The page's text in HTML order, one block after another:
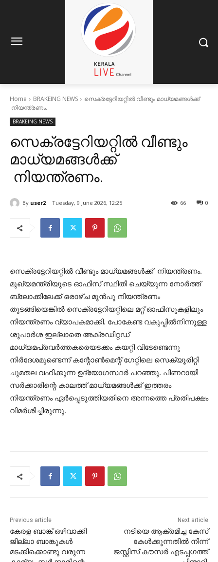
Home BRAKEING NEWS
സെക്രട്ടേറിയറ്റിൽ വീണ്ടും മാധ്യമങ്ങൾക്ക്
നിയന്ത്രണം.
BRAKEING NEWS
സെക്രട്ടേറിയറ്റിൽ വീണ്ടും
മാധ്യമങ്ങൾക്ക്
നിയന്ത്രണം.
By user2 Tuesday, 9 June 2026, 12:25 0
66
സെക്രട്ടേറിയറ്റിൽ വീണ്ടും മാധ്യമങ്ങൾക്ക് നിയന്ത്രണം.
മുഖ്യമന്ത്രിയുടെ ഓഫിസ് സ്ഥിതി ചെയ്യുന്ന നോർത്ത്
ബ്ലോക്കിലേക്ക് ഒരാഴ്ച മുൻപു നിയന്ത്രണം
തുടങ്ങിയെങ്കിൽ സെക്രട്ടേറിയറ്റിലെ മറ്റ് ഓഫിസുകളിലും
നിയന്ത്രണം വ്യാപകമാക്കി. പോകേണ്ട വകുപ്പിൽനിന്നുള്ള
ശുപാർശ ഇല്ലാതെ അക്രഡിറ്റഡ്
മാധ്യമപ്രവർത്തകരെയടക്കം കയറ്റി വിടേണ്ടെന്നു
നിർദേശമുണ്ടെന്ന് കന്റോൺമെന്റ് ഗേറ്റിലെ സെക്യൂരിറ്റി
ചുമതല വഹിക്കുന്ന ഉദ്യോഗസ്ഥർ പറഞ്ഞു. പിണറായി
സർക്കാരിന്റെ കാലത്ത് മാധ്യമങ്ങൾക്ക് ഇത്തരം
നിയന്ത്രണം ഏർപ്പെടുത്തിയതിനെ അന്നത്തെ പ്രതിപക്ഷം
വിമർശിച്ചിരുന്നു.
Previous article
കേരള ബാങ്ക് ഒഴിവാക്കി
ജില്ലാ ബാങ്കുകൾ
മടക്കിക്കൊണ്ടു വരുന്ന
Next article
നടിയെ ആക്രമിച്ച കേസ്
കേള്‍ക്കുന്നതില്‍ നിന്ന്
ജസ്റ്റിസ് കൗസര്‍ എടപ്പഗത്ത്